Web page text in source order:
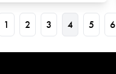
1 2 3 4 5 6